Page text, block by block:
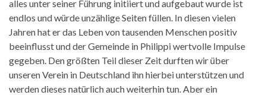
alles unter seiner Führung initiiert und aufgebaut wurde ist
endlos und würde unzählige Seiten füllen. In diesen vielen
Jahren hat er das Leben von tausenden Menschen positiv
beeinflusst und der Gemeinde in Philippi wertvolle Impulse
gegeben. Den größten Teil dieser Zeit durften wir über
unseren Verein in Deutschland ihn hierbei unterstützen und
werden dieses natürlich auch weiterhin tun. Aber ein